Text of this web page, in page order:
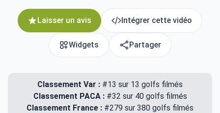
Laisser un avis Intégrer cette vidéo
Widgets Partager
Classement Var : #13 sur 13 golfs filmés
Classement PACA : #32 sur 40 golfs filmés
Classement France : #279 sur 380 golfs filmés